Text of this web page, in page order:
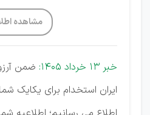
مشاهده
خبر 13 خرداد 1405:
ضمن
ایران استخدام برای یکایک